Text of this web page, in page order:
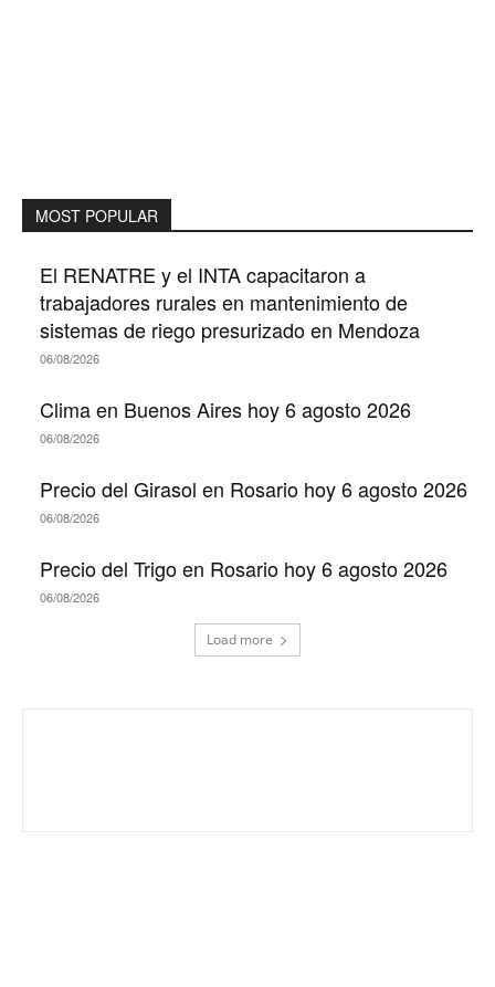
MOST POPULAR
El RENATRE y el INTA capacitaron a
trabajadores rurales en mantenimiento de
sistemas de riego presurizado en Mendoza
06/08/2026
Clima en Buenos Aires hoy 6 agosto 2026
06/08/2026
Precio del Girasol en Rosario hoy 6 agosto 2026
06/08/2026
Precio del Trigo en Rosario hoy 6 agosto 2026
06/08/2026
Load more